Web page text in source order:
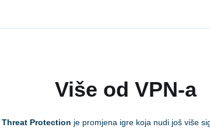
Više od VPN-a
Threat Protection je promjena igre koja nudi još više